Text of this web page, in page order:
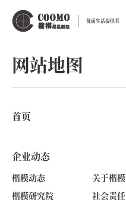
优质生活提供者
网站地图
首页
企业动态
楷模动态 关于楷模
楷模研究院
社会责任